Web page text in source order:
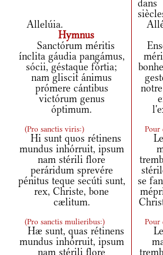
Allelúia.
Hymnus
Sanctórum méritis
ínclita gáudia pangámus,
sócii, géstaque fórtia;
nam gliscit ánimus
prómere cántibus
victórum genus
óptimum.
(Pro sanctis viris:) Pour
Hi sunt quos rétinens
mundus inhórruit, ipsum
nam stérili flore
peráridum sprevére
pénitus teque secúti sunt,
rex, Christe, bone
cælitum.
se
(Pro sanctis mulieribus:) Pour
Hæ sunt, quas rétinens
mundus inhórruit, ipsum
nam stérili flore